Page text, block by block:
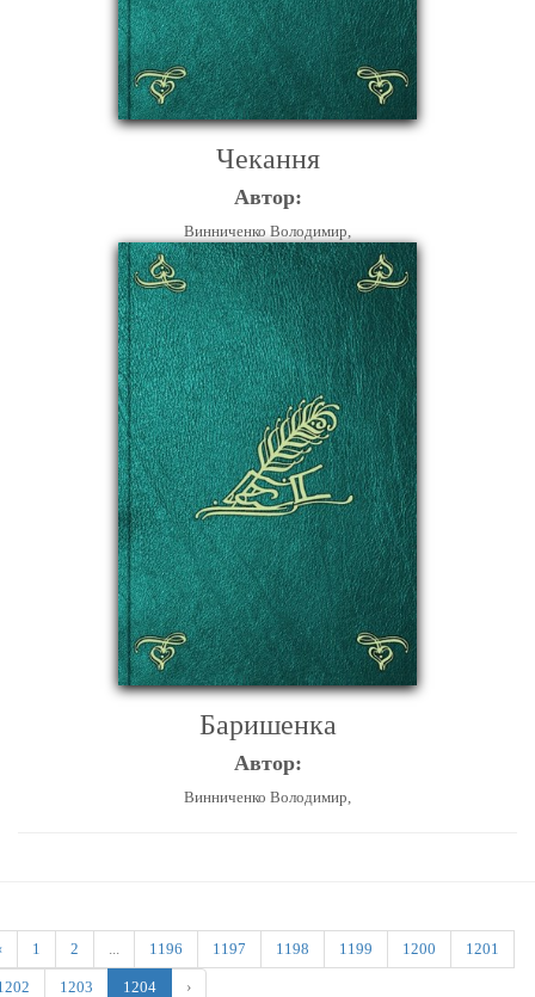
Чекання
Автор:
Винниченко Володимир,
Баришенка
Автор:
Винниченко Володимир,
1 2 1196 1197 1198 1199 1200 1201
1203 1204 ›